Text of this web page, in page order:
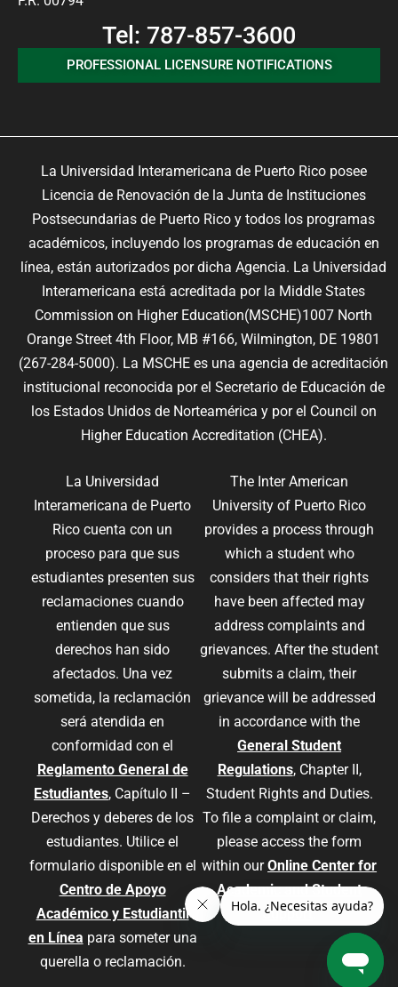
Tel: 787-857-3600
PROFESSIONAL LICENSURE NOTIFICATIONS
La Universidad Interamericana de Puerto Rico posee
Licencia de Renovación de la Junta de Instituciones
Postsecundarias de Puerto Rico y todos los programas
académicos, incluyendo los programas de educación en
línea, están autorizados por dicha Agencia. La Universidad
Interamericana está acreditada por la Middle States
Commission on Higher Education(MSCHE)1007 North
Orange Street 4th Floor, MB #166, Wilmington, DE 19801
(267-284-5000). La MSCHE es una agencia de acreditación
institucional reconocida por el Secretario de Educación de
los Estados Unidos de Norteamérica y por el Council on
Higher Education Accreditation (CHEA).
La Universidad
Interamericana de Puerto
Rico cuenta con un
proceso para que sus
estudiantes presenten sus
reclamaciones cuando
entienden que sus
derechos han sido
afectados. Una vez
sometida, la reclamación
será atendida en
conformidad con el
Reglamento General de
Estudiantes, Capítulo II –
Derechos y deberes de los
estudiantes. Utilice el
formulario disponible en el
Centro de Apoyo
Académico y Estudiantil
en Línea para someter una
querella o reclamación.
The Inter American
University of Puerto Rico
provides a process through
which a student who
considers that their rights
have been affected may
address complaints and
grievances. After the student
submits a claim, their
grievance will be addressed
in accordance with the
General Student
Regulations, Chapter II,
Student Rights and Duties.
To file a complaint or claim,
please access the form
within ourOnline Center for
Academic and Student
Support.